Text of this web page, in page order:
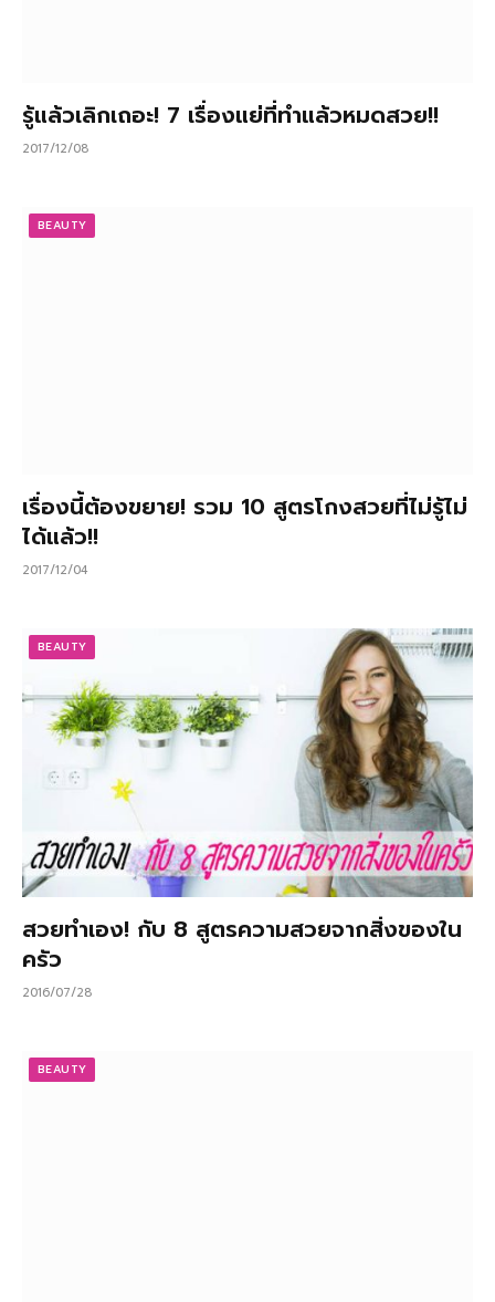
รู้แล้วเลิกเถอะ! 7 เรื่องแย่ที่ทำแล้วหมดสวย!!
2017/12/08
BEAUTY
เรื่องนี้ต้องขยาย! รวม 10 สูตรโกงสวยที่ไม่รู้ไม่
ได้แล้ว!!
2017/12/04
BEAUTY
สวยทำเอง! กับ 8 สูตรความสวยจากสิ่งของใน
ครัว
2016/07/28
BEAUTY